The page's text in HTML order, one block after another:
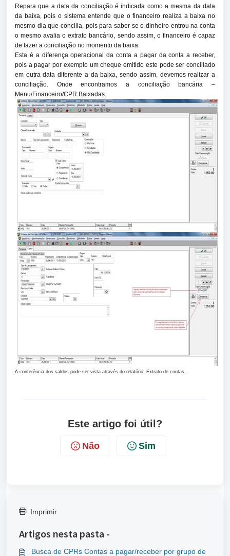
Repara que a data da conciliação é indicada como a mesma da data
da baixa, pois o sistema entende que o financeiro realiza a baixa no
mesmo dia que concilia, pois para saber se o dinheiro entrou na conta
o mesmo avalia o extrato bancário, sendo assim, o financeiro é capaz
de fazer a conciliação no momento da baixa.
Esta é a diferença operacional da conta a pagar da conta a receber,
pois a pagar por exemplo um cheque emitido este pode ser conciliado
em outra data diferente a da baixa, sendo assim, devemos realizar a
conciliação. Onde encontramos a conciliação bancária –
Menu/Financeiro/CPR Baixadas.
A conferência dos saldos pode ser vista através do relatório: Extrato de contas.
Este artigo foi útil?
Não Sim
Imprimir
Artigos nesta pasta -
Busca de CPRs Contas a pagar/receber por grupo de